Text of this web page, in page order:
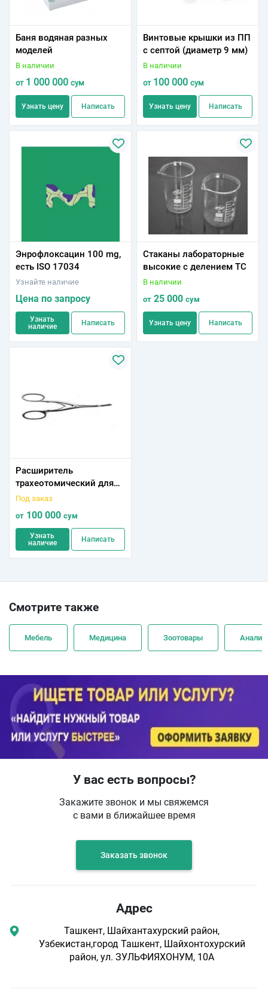
Баня водяная разных
моделей
В наличии
от1 000 000 сум
Узнать цену Написать
Винтовые крышки из ПП
с септой (диаметр 9 мм)
В наличии
от100 000 сум
Узнать цену Написать
Энрофлоксацин 100 mg,
есть ISO 17034
Узнайте наличие
Цена по запросу
Узнать
наличие
Написать
Стаканы лабораторные
высокие с делением ТС
В наличии
от 25 000 сум
Узнать цену Написать
Расширитель
трахеотомический для
разведения краев раны
125мм) 227/19
Под заказ
от 100 000 сум
Узнать
наличие
Написать
Смотрите также
Мебель Медицина Зоотовары
У вас есть вопросы?
Закажите звонок и мы свяжемся
с вами в ближайшее время
Заказать звонок
Адрес
Ташкент, Шайхантахурский район,
Узбекистан,город Ташкент, Шайхонтохурский
район, ул. ЗУЛЬФИЯХОНУМ, 10А